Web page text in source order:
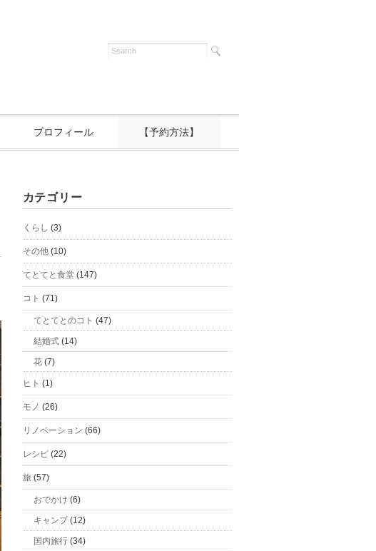
プロフィール 【予約方法】
カテゴリー
くらし (3)
その他(10)
てとてと食堂(147)
コト (71)
てとてとのコト (47)
結婚式(14)
花(7)
ヒト (1)
モノ (26)
リノベーション (66)
レシピ(22)
旅 (57)
おでかけ (6)
キャンプ(12)
国内旅行(34)